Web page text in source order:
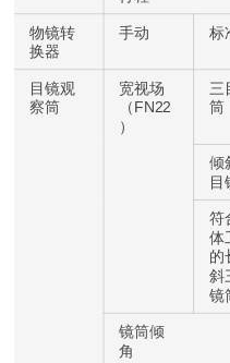
物镜转
换器
手动 标
目镜观
察筒
宽视场
（FN22
）
三
筒
倾
目
符
体
的
斜
镜
镜筒倾
角